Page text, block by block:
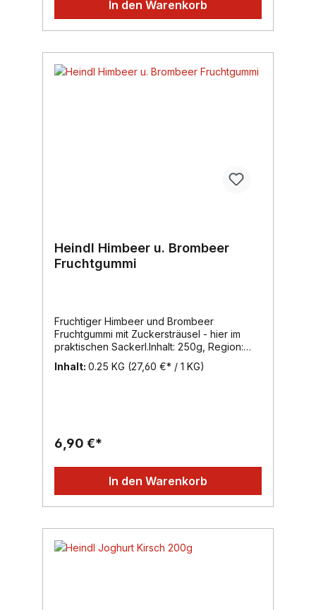
In den Warenkorb
Heindl Himbeer u. Brombeer
Fruchtgummi
Fruchtiger Himbeer und Brombeer
Fruchtgummi mit Zuckersträusel - hier im
praktischen Sackerl.Inhalt: 250g, Region:
Wien, Marke: Heindl
Inhalt: 0.25 KG (27,60 €* / 1 KG)
6,90 €*
In den Warenkorb